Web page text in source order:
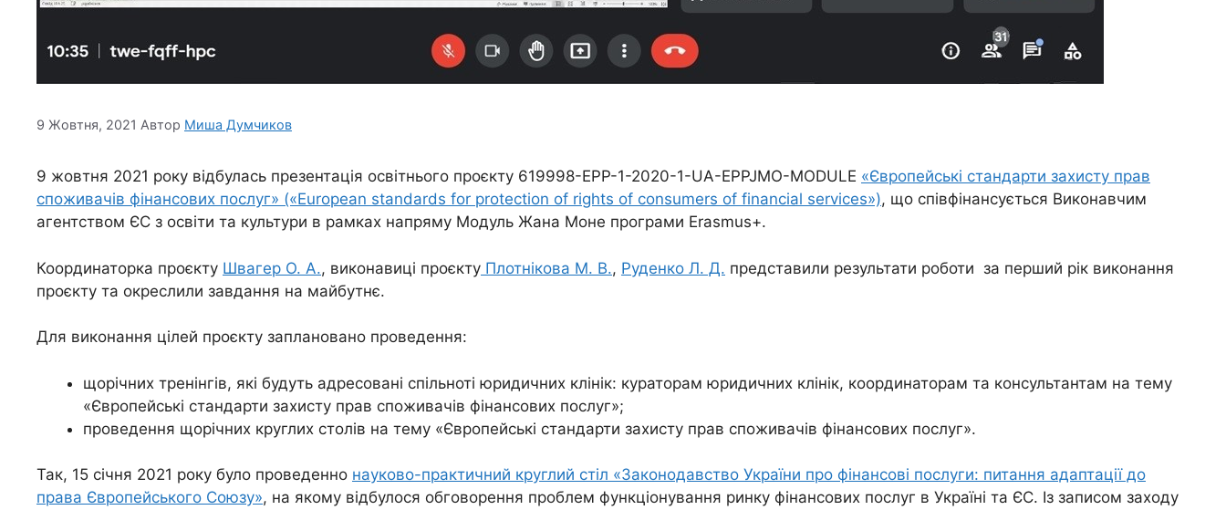
9 Жовтня, 2021 Автор Миша Думчиков
9 жовтня 2021 року відбулась презентація освітнього проєкту 619998-EPP-1-2020-1-UA-EPPJMO-MODULE «Європейські стандарти захисту прав
споживачів фінансових послуг» («European standards for protection of rights of consumers of financial services»), що співфінансується Виконавчим
агентством ЄС з освіти та культури в рамках напряму Модуль Жана Моне програми Erasmus+.
Координаторка проєкту Швагер О. А., виконавиці проєкту Плотнікова М. В., Руденко Л. Д. представили результати роботи за перший рік виконання
проєкту та окреслили завдання на майбутнє.
Для виконання цілей проєкту заплановано проведення:
щорічних тренінгів, які будуть адресовані спільноті юридичних клінік: кураторам юридичних клінік, координаторам та консультантам на тему
«Європейські стандарти захисту прав споживачів фінансових послуг»;
проведення щорічних круглих столів на тему «Європейські стандарти захисту прав споживачів фінансових послуг».
Так, 15 січня 2021 року було проведенно науково-практичний круглий стіл «Законодавство України про фінансові послуги: питання адаптації до
права Європейського Союзу», на якому відбулося обговорення проблем функціонування ринку фінансових послуг в Україні та ЄС. Із записом заходу